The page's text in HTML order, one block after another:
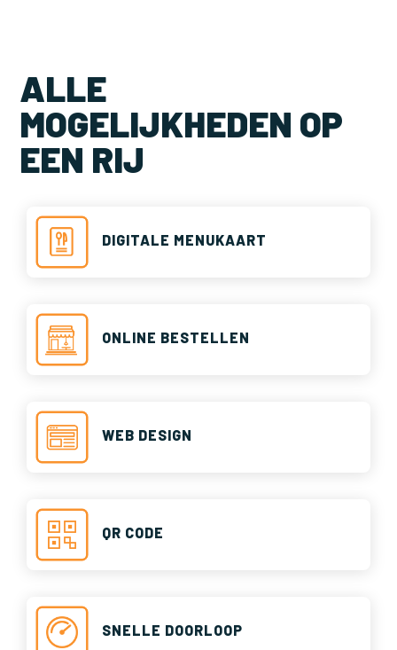
ALLE
MOGELIJKHEDEN OP
EEN RIJ
DIGITALE MENUKAART
ONLINE BESTELLEN
WEB DESIGN
QR CODE
SNELLE DOORLOOP